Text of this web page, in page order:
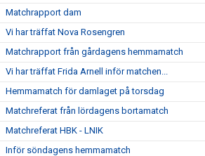
Matchrapport dam
Vi har träffat Nova Rosengren
Matchrapport från gårdagens hemmamatch
Vi har träffat Frida Arnell inför matchen...
Hemmamatch för damlaget på torsdag
Matchreferat från lördagens bortamatch
Matchreferat HBK - LNIK
Inför söndagens hemmamatch